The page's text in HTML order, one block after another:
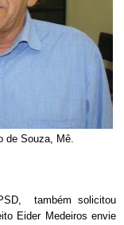
de Souza, Mê.
também solicitou
Eider Medeiros envie